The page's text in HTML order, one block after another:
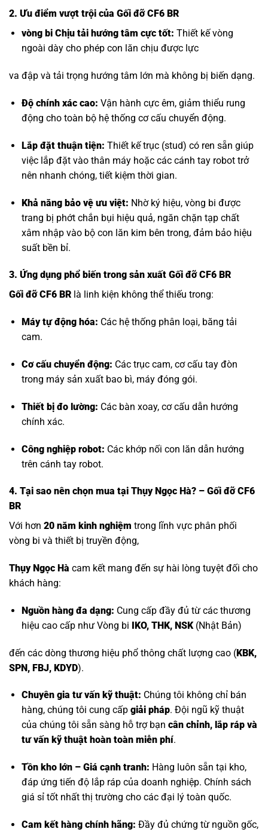
2. Ưu điểm vượt trội của Gối đỡ CF6 BR
vòng bi Chịu tải hướng tâm cực tốt: Thiết kế vòng
ngoài dày cho phép con lăn chịu được lực
va đập và tải trọng hướng tâm lớn mà không bị biến dạng.
Độ chính xác cao: Vận hành cực êm, giảm thiểu rung
động cho toàn bộ hệ thống cơ cấu chuyển động.
Lắp đặt thuận tiện: Thiết kế trục (stud) có ren sẵn giúp
việc lắp đặt vào thân máy hoặc các cánh tay robot trở
nên nhanh chóng, tiết kiệm thời gian.
Khả năng bảo vệ ưu việt: Nhờ ký hiệu, vòng bi được
trang bị phớt chắn bụi hiệu quả, ngăn chặn tạp chất
xâm nhập vào bộ con lăn kim bên trong, đảm bảo hiệu
suất bền bỉ.
3. Ứng dụng phổ biến trong sản xuất Gối đỡ CF6 BR
Gối đỡ CF6 BR là linh kiện không thể thiếu trong:
Máy tự động hóa: Các hệ thống phân loại, băng tải
cam.
Cơ cấu chuyển động: Các trục cam, cơ cấu tay đòn
trong máy sản xuất bao bì, máy đóng gói.
Thiết bị đo lường: Các bàn xoay, cơ cấu dẫn hướng
chính xác.
Công nghiệp robot: Các khớp nối con lăn dẫn hướng
trên cánh tay robot.
4. Tại sao nên chọn mua tại Thụy Ngọc Hà? – Gối đỡ CF6
BR
Với hơn 20 năm kinh nghiệm trong lĩnh vực phân phối
vòng bi và thiết bị truyền động,
Thụy Ngọc Hà cam kết mang đến sự hài lòng tuyệt đối cho
khách hàng:
Nguồn hàng đa dạng: Cung cấp đầy đủ từ các thương
hiệu cao cấp nhưVòng bi IKO, THK, NSK(Nhật Bản)
đến các dòng thương hiệu phổ thông chất lượng cao (KBK,
SPN, FBJ, KDYD).
Chuyên gia tư vấn kỹ thuật: Chúng tôi không chỉ bán
hàng, chúng tôi cung cấp giải pháp. Đội ngũ kỹ thuật
của chúng tôi sẵn sàng hỗ trợ bạn cân chỉnh, lắp ráp và
tư vấn kỹ thuật hoàn toàn miễn phí.
Tồn kho lớn – Giá cạnh tranh: Hàng luôn sẵn tại kho,
đáp ứng tiến độ lắp ráp của doanh nghiệp. Chính sách
giá sỉ tốt nhất thị trường cho các đại lý toàn quốc.
Cam kết hàng chính hãng: Đầy đủ chứng từ nguồn gốc,